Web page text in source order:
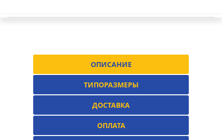
ОПИСАНИЕ
ТИПОРАЗМЕРЫ
ДОСТАВКА
ОПЛАТА